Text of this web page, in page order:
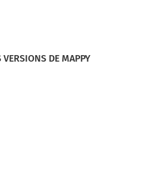
VERSIONS DE MAPPY